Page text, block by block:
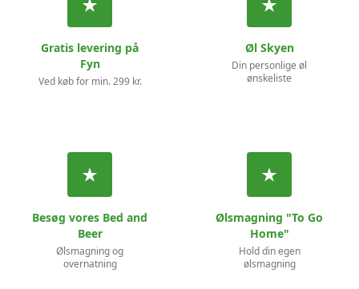
Gratis levering på
Fyn
Ved køb for min. 299 kr.
Øl Skyen
Din personlige øl
ønskeliste
Besøg vores Bed and
Beer
Ølsmagning og
overnatning
Ølsmagning "To Go
Home"
Hold din egen
ølsmagning